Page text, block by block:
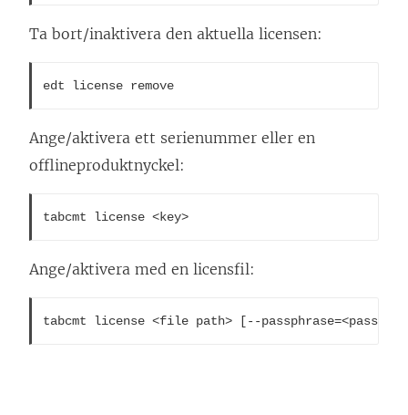
Ta bort/inaktivera den aktuella licensen:
edt license remove
Ange/aktivera ett serienummer eller en
offlineproduktnyckel:
tabcmt license <key>
Ange/aktivera med en licensfil:
tabcmt license <file path> [--